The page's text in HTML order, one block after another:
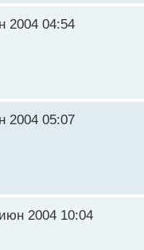
2004 04:54
2004 05:07
2004 10:04